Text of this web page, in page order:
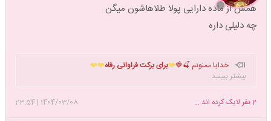
همش از ماده دارایی پولا طلاهاشون میگن
چه دلیلی داره
خدایا ممنونم 🍒🍓❤️برای برکت فراوانی رفاه❤️❤️
بیشتر ببینید
1404/03/08
|
23:54 2نفر لایک کرده اند ...